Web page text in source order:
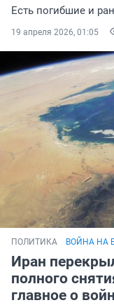
Есть погибшие и
19 апреля 2026, 01:05
ПОЛИТИКА ВОЙНА НА
Иран
полного
главное о